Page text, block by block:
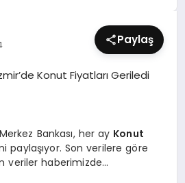
Paylaş
Bankası, her ay Konut
paylaşıyor. Son verilere göre
veriler haberimizde…